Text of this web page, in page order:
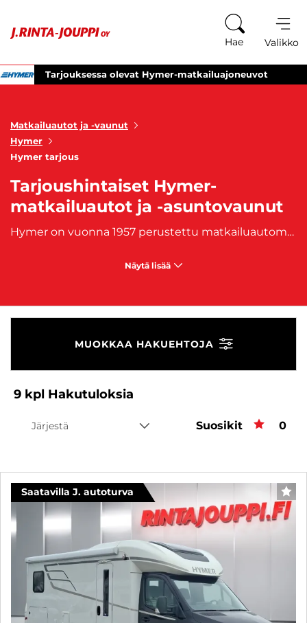
Hae Valikko
Tarjouksessa olevat Hymer-matkailuajoneuvot
Matkailuautot ja -vaunut
Hymer
Hymer tarjous
Tarjoushintaiset Hymer-
matkailuautot ja -asuntovaunut
Hymer on vuonna 1957 perustettu matkailuautomerkki, joka on kotoisin Saksasta. Hymer on yksi Euroopan suurimmista moottorikotivalmistajista ja omistaakin monta pienempää matkailuajoneuvojen valmistajaa, kuten
Näytä lisää
MUOKKAA HAKUEHTOJA
9 kpl Hakutuloksia
Järjestä Suosikit 0
Saatavilla J. autoturva